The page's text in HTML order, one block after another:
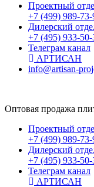
Проектный
+7 (499) 989-73-
Дилерский
+7 (495) 933-50-
Телеграм канал
АРТИСАН
info@artisan-
Оптовая продажа
Проектный
+7 (499) 989-73-
Дилерский
+7 (495) 933-50-
Телеграм канал
АРТИСАН